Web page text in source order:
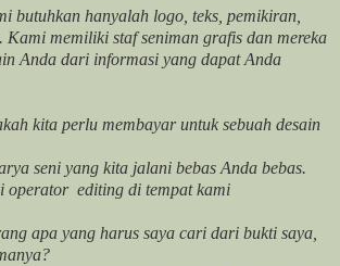
butuhkan hanyalah logo, teks, pemikiran,
Kami memiliki staf seniman grafis dan mereka
Anda dari informasi yang dapat Anda
kita perlu membayar untuk sebuah desain
seni yang kita jalani bebas Anda bebas.
operator editing di tempat kami
apa yang harus saya cari dari bukti saya,